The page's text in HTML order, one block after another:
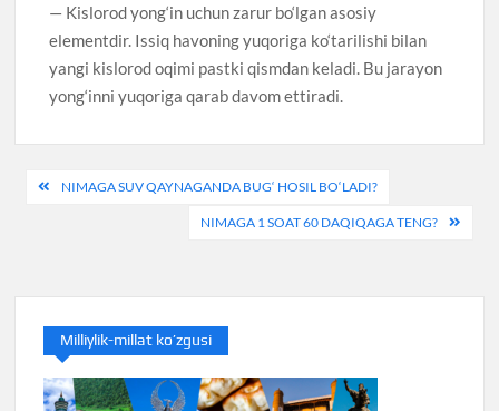
— Kislorod yong‘in uchun zarur bo‘lgan asosiy
elementdir. Issiq havoning yuqoriga ko‘tarilishi bilan
yangi kislorod oqimi pastki qismdan keladi. Bu jarayon
yong‘inni yuqoriga qarab davom ettiradi.
Навигация
NIMAGA SUV QAYNAGANDA BUG‘ HOSIL BO‘LADI?
NIMAGA 1 SOAT 60 DAQIQAGA TENG?
Milliylik-millat ko’zgusi